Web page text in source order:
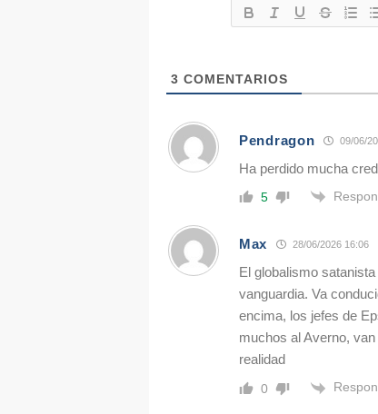
3 COMENTARIOS
Pendragon 09/06/
Ha perdido mucha
5
Max 28/06/2026 16:06
El globalismo
vanguardia. Va
encima, los jefes de
muchos al Averno,
realidad
0